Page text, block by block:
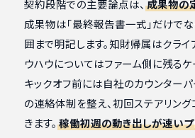
契約段階での主要論点は、 成果物の
成果物は「最終報告書一式」だけで
囲まで明記します。知財帰属はクラ
ウハウについてはファーム側に残る
キックオフ前には自社のカウンター
の連絡体制を整え、初回ステアリン
きます。 稼働初週の動き出しが速い